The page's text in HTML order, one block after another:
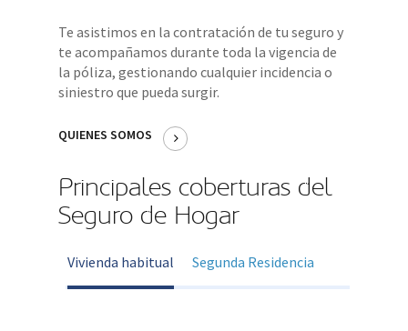
Te asistimos en la contratación de tu seguro y
te acompañamos durante toda la vigencia de
la póliza, gestionando cualquier incidencia o
siniestro que pueda surgir.
QUIENES SOMOS
Principales coberturas del
Seguro de Hogar
Vivienda habitual Segunda Residencia